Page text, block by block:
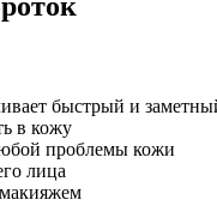
быстрый и
в кожу
проблемы кожи
лица